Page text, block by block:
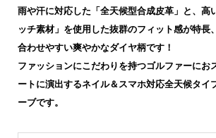
雨や汗に対応した「全天候型合成皮革」と、高
ッチ素材」を使用した抜群のフィット感が特長
合わせやすい爽やかなダイヤ柄です！
ファッションにこだわりを持つゴルファーにお
ートに演出するネイル＆スマホ対応全天候タイ
ーブです。